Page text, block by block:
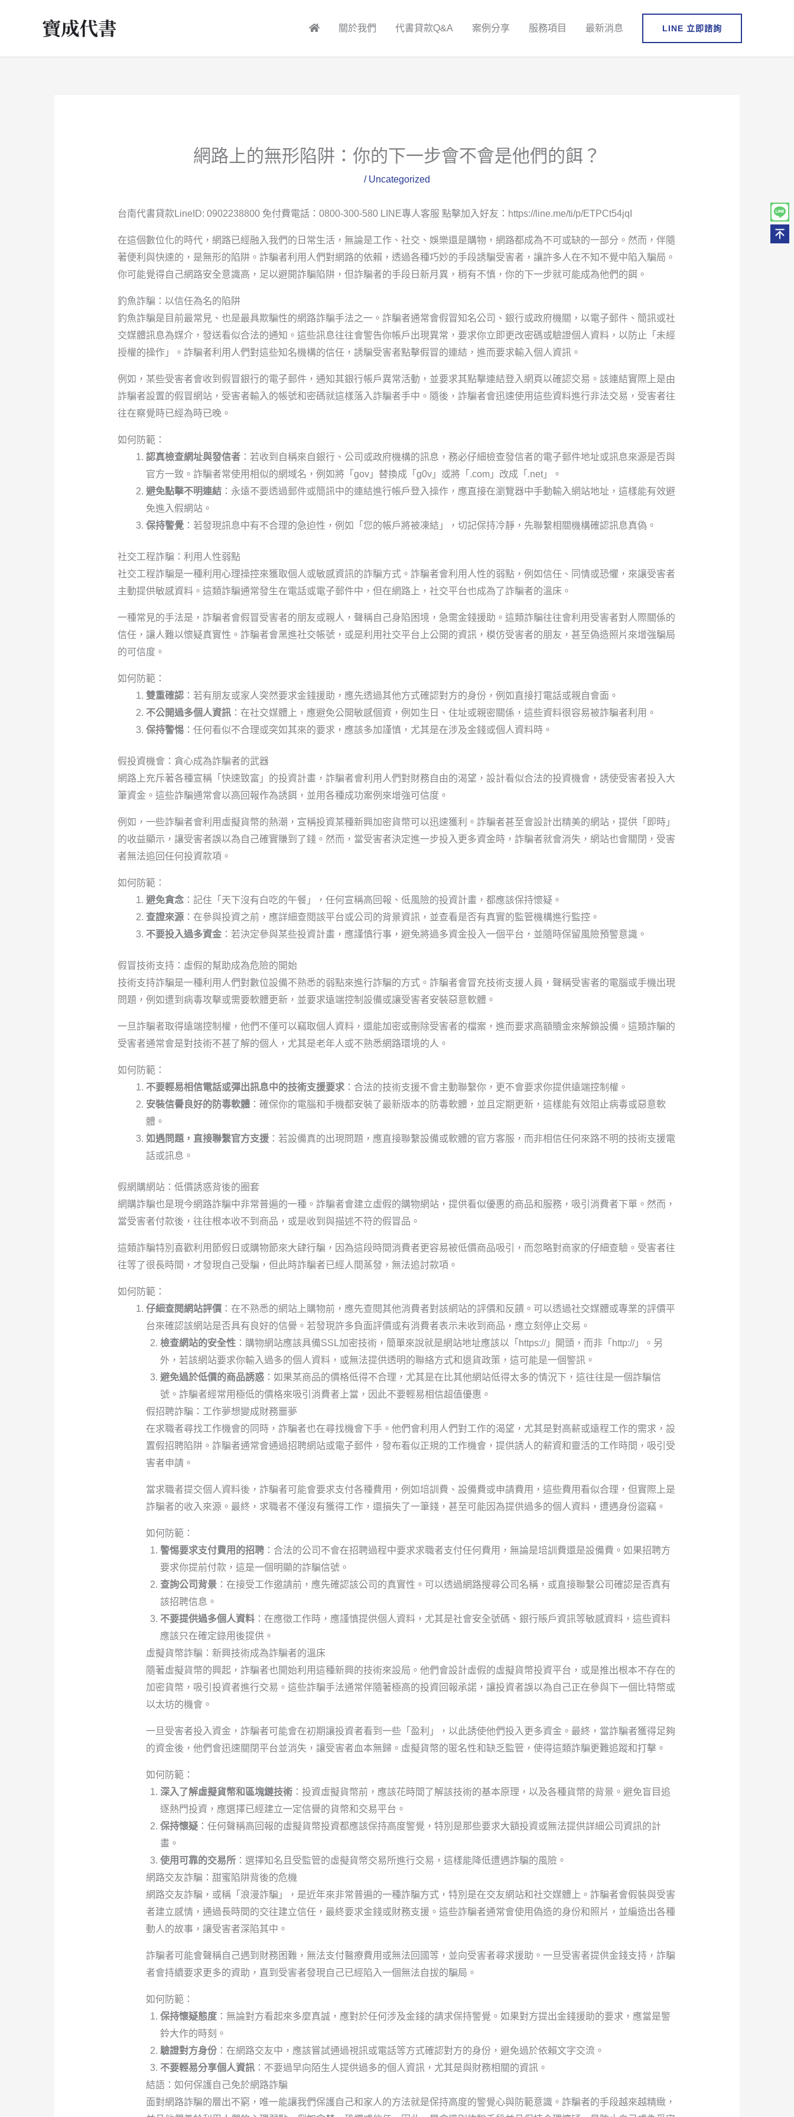
要
關於我們 代書貸款Q&A 案例分享 服務項目 最新消息 LINE 立即諮詢
網路上的無形陷阱：你的下一步會不會是他們的餌？
/ Uncategorized
台南代書貸款LineID: 0902238800 免付費電話：0800-300-580 LINE專人客服 點擊加入好友：https://line.me/ti/p/ETPCt54jqI
在這個數位化的時代，網路已經融入我們的日常生活，無論是工作、社交、娛樂還是購物，網路都成為不可或缺的一部分。然而，伴隨
著便利與快速的，是無形的陷阱。詐騙者利用人們對網路的依賴，透過各種巧妙的手段誘騙受害者，讓許多人在不知不覺中陷入騙局。
你可能覺得自己網路安全意識高，足以避開詐騙陷阱，但詐騙者的手段日新月異，稍有不慎，你的下一步就可能成為他們的餌。
釣魚詐騙：以信任為名的陷阱
釣魚詐騙是目前最常見、也是最具欺騙性的網路詐騙手法之一。詐騙者通常會假冒知名公司、銀行或政府機關，以電子郵件、簡訊或社
交媒體訊息為媒介，發送看似合法的通知。這些訊息往往會警告你帳戶出現異常，要求你立即更改密碼或驗證個人資料，以防止「未經
授權的操作」。詐騙者利用人們對這些知名機構的信任，誘騙受害者點擊假冒的連結，進而要求輸入個人資訊。
例如，某些受害者會收到假冒銀行的電子郵件，通知其銀行帳戶異常活動，並要求其點擊連結登入網頁以確認交易。該連結實際上是由
詐騙者設置的假冒網站，受害者輸入的帳號和密碼就這樣落入詐騙者手中。隨後，詐騙者會迅速使用這些資料進行非法交易，受害者往
往在察覺時已經為時已晚。
如何防範：
認真檢查網址與發信者：若收到自稱來自銀行、公司或政府機構的訊息，務必仔細檢查發信者的電子郵件地址或訊息來源是否與
官方一致。詐騙者常使用相似的網域名，例如將「gov」替換成「g0v」或將「.com」改成「.net」。
避免點擊不明連結：永遠不要透過郵件或簡訊中的連結進行帳戶登入操作，應直接在瀏覽器中手動輸入網站地址，這樣能有效避
免進入假網站。
保持警覺：若發現訊息中有不合理的急迫性，例如「您的帳戶將被凍結」，切記保持冷靜，先聯繫相關機構確認訊息真偽。
社交工程詐騙：利用人性弱點
社交工程詐騙是一種利用心理操控來獲取個人或敏感資訊的詐騙方式。詐騙者會利用人性的弱點，例如信任、同情或恐懼，來讓受害者
主動提供敏感資料。這類詐騙通常發生在電話或電子郵件中，但在網路上，社交平台也成為了詐騙者的溫床。
一種常見的手法是，詐騙者會假冒受害者的朋友或親人，聲稱自己身陷困境，急需金錢援助。這類詐騙往往會利用受害者對人際關係的
信任，讓人難以懷疑真實性。詐騙者會黑進社交帳號，或是利用社交平台上公開的資訊，模仿受害者的朋友，甚至偽造照片來增強騙局
的可信度。
如何防範：
雙重確認：若有朋友或家人突然要求金錢援助，應先透過其他方式確認對方的身份，例如直接打電話或親自會面。
不公開過多個人資訊：在社交媒體上，應避免公開敏感個資，例如生日、住址或親密關係，這些資料很容易被詐騙者利用。
保持警惕：任何看似不合理或突如其來的要求，應該多加謹慎，尤其是在涉及金錢或個人資料時。
假投資機會：貪心成為詐騙者的武器
網路上充斥著各種宣稱「快速致富」的投資計畫，詐騙者會利用人們對財務自由的渴望，設計看似合法的投資機會，誘使受害者投入大
筆資金。這些詐騙通常會以高回報作為誘餌，並用各種成功案例來增強可信度。
例如，一些詐騙者會利用虛擬貨幣的熱潮，宣稱投資某種新興加密貨幣可以迅速獲利。詐騙者甚至會設計出精美的網站，提供「即時」
的收益顯示，讓受害者誤以為自己確實賺到了錢。然而，當受害者決定進一步投入更多資金時，詐騙者就會消失，網站也會關閉，受害
者無法追回任何投資款項。
如何防範：
避免貪念：記住「天下沒有白吃的午餐」，任何宣稱高回報、低風險的投資計畫，都應該保持懷疑。
查證來源：在參與投資之前，應詳細查閱該平台或公司的背景資訊，並查看是否有真實的監管機構進行監控。
不要投入過多資金：若決定參與某些投資計畫，應謹慎行事，避免將過多資金投入一個平台，並隨時保留風險預警意識。
假冒技術支持：虛假的幫助成為危險的開始
技術支持詐騙是一種利用人們對數位設備不熟悉的弱點來進行詐騙的方式。詐騙者會冒充技術支援人員，聲稱受害者的電腦或手機出現
問題，例如遭到病毒攻擊或需要軟體更新，並要求遠端控制設備或讓受害者安裝惡意軟體。
一旦詐騙者取得遠端控制權，他們不僅可以竊取個人資料，還能加密或刪除受害者的檔案，進而要求高額贖金來解鎖設備。這類詐騙的
受害者通常會是對技術不甚了解的個人，尤其是老年人或不熟悉網路環境的人。
如何防範：
不要輕易相信電話或彈出訊息中的技術支援要求：合法的技術支援不會主動聯繫你，更不會要求你提供遠端控制權。
安裝信譽良好的防毒軟體：確保你的電腦和手機都安裝了最新版本的防毒軟體，並且定期更新，這樣能有效阻止病毒或惡意軟
體。
如遇問題，直接聯繫官方支援：若設備真的出現問題，應直接聯繫設備或軟體的官方客服，而非相信任何來路不明的技術支援電
話或訊息。
假網購網站：低價誘惑背後的圈套
網購詐騙也是現今網路詐騙中非常普遍的一種。詐騙者會建立虛假的購物網站，提供看似優惠的商品和服務，吸引消費者下單。然而，
當受害者付款後，往往根本收不到商品，或是收到與描述不符的假冒品。
這類詐騙特別喜歡利用節假日或購物節來大肆行騙，因為這段時間消費者更容易被低價商品吸引，而忽略對商家的仔細查驗。受害者往
往等了很長時間，才發現自己受騙，但此時詐騙者已經人間蒸發，無法追討款項。
如何防範：
仔細查閱網站評價：在不熟悉的網站上購物前，應先查閱其他消費者對該網站的評價和反饋。可以透過社交媒體或專業的評價平
台來確認該網站是否具有良好的信譽。若發現許多負面評價或有消費者表示未收到商品，應立刻停止交易。
檢查網站的安全性：購物網站應該具備SSL加密技術，簡單來說就是網站地址應該以「https://」開頭，而非「http://」。另
外，若該網站要求你輸入過多的個人資料，或無法提供透明的聯絡方式和退貨政策，這可能是一個警訊。
避免過於低價的商品誘惑：如果某商品的價格低得不合理，尤其是在比其他網站低得太多的情況下，這往往是一個詐騙信
號。詐騙者經常用極低的價格來吸引消費者上當，因此不要輕易相信超值優惠。
假招聘詐騙：工作夢想變成財務噩夢
在求職者尋找工作機會的同時，詐騙者也在尋找機會下手。他們會利用人們對工作的渴望，尤其是對高薪或遠程工作的需求，設
置假招聘陷阱。詐騙者通常會通過招聘網站或電子郵件，發布看似正規的工作機會，提供誘人的薪資和靈活的工作時間，吸引受
害者申請。
當求職者提交個人資料後，詐騙者可能會要求支付各種費用，例如培訓費、設備費或申請費用，這些費用看似合理，但實際上是
詐騙者的收入來源。最終，求職者不僅沒有獲得工作，還損失了一筆錢，甚至可能因為提供過多的個人資料，遭遇身份盜竊。
如何防範：
警惕要求支付費用的招聘：合法的公司不會在招聘過程中要求求職者支付任何費用，無論是培訓費還是設備費。如果招聘方
要求你提前付款，這是一個明顯的詐騙信號。
查詢公司背景：在接受工作邀請前，應先確認該公司的真實性。可以透過網路搜尋公司名稱，或直接聯繫公司確認是否真有
該招聘信息。
不要提供過多個人資料：在應徵工作時，應謹慎提供個人資料，尤其是社會安全號碼、銀行賬戶資訊等敏感資料，這些資料
應該只在確定錄用後提供。
虛擬貨幣詐騙：新興技術成為詐騙者的溫床
隨著虛擬貨幣的興起，詐騙者也開始利用這種新興的技術來設局。他們會設計虛假的虛擬貨幣投資平台，或是推出根本不存在的
加密貨幣，吸引投資者進行交易。這些詐騙手法通常伴隨著極高的投資回報承諾，讓投資者誤以為自己正在參與下一個比特幣或
以太坊的機會。
一旦受害者投入資金，詐騙者可能會在初期讓投資者看到一些「盈利」，以此誘使他們投入更多資金。最終，當詐騙者獲得足夠
的資金後，他們會迅速關閉平台並消失，讓受害者血本無歸。虛擬貨幣的匿名性和缺乏監管，使得這類詐騙更難追蹤和打擊。
如何防範：
深入了解虛擬貨幣和區塊鏈技術：投資虛擬貨幣前，應該花時間了解該技術的基本原理，以及各種貨幣的背景。避免盲目追
逐熱門投資，應選擇已經建立一定信譽的貨幣和交易平台。
保持懷疑：任何聲稱高回報的虛擬貨幣投資都應該保持高度警覺，特別是那些要求大額投資或無法提供詳細公司資訊的計
畫。
使用可靠的交易所：選擇知名且受監管的虛擬貨幣交易所進行交易，這樣能降低遭遇詐騙的風險。
網路交友詐騙：甜蜜陷阱背後的危機
網路交友詐騙，或稱「浪漫詐騙」，是近年來非常普遍的一種詐騙方式，特別是在交友網站和社交媒體上。詐騙者會假裝與受害
者建立感情，通過長時間的交往建立信任，最終要求金錢或財務支援。這些詐騙者通常會使用偽造的身份和照片，並編造出各種
動人的故事，讓受害者深陷其中。
詐騙者可能會聲稱自己遇到財務困難，無法支付醫療費用或無法回國等，並向受害者尋求援助。一旦受害者提供金錢支持，詐騙
者會持續要求更多的資助，直到受害者發現自己已經陷入一個無法自拔的騙局。
如何防範：
保持懷疑態度：無論對方看起來多麼真誠，應對於任何涉及金錢的請求保持警覺。如果對方提出金錢援助的要求，應當是警
鈴大作的時刻。
驗證對方身份：在網路交友中，應該嘗試通過視訊或電話等方式確認對方的身份，避免過於依賴文字交流。
不要輕易分享個人資訊：不要過早向陌生人提供過多的個人資訊，尤其是與財務相關的資訊。
結語：如何保護自己免於網路詐騙
面對網路詐騙的層出不窮，唯一能讓我們保護自己和家人的方法就是保持高度的警覺心與防範意識。詐騙者的手段越來越精緻，